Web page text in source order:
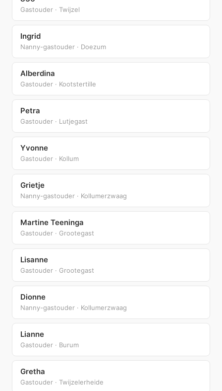
Gastouder · Twijzel
Ingrid
Nanny-gastouder · Doezum
Alberdina
Gastouder · Kootstertille
Petra
Gastouder · Lutjegast
Yvonne
Gastouder · Kollum
Grietje
Nanny-gastouder · Kollumerzwaag
Martine Teeninga
Gastouder · Grootegast
Lisanne
Gastouder · Grootegast
Dionne
Nanny-gastouder · Kollumerzwaag
Lianne
Gastouder · Burum
Gretha
Gastouder · Twijzelerheide